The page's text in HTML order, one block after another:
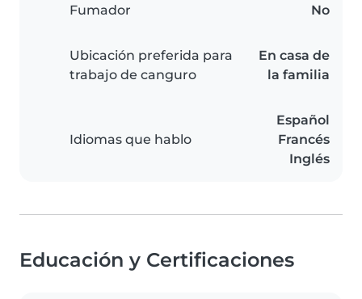
Fumador No
Ubicación preferida para
trabajo de canguro
En casa de
la familia
Idiomas que hablo
Español
Francés
Inglés
Educación y Certificaciones